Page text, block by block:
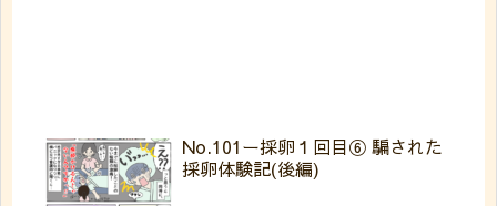
No.101ー採卵１回目⑥ 騙された
採卵体験記(後編)